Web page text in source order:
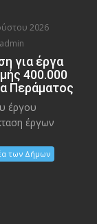
2026
για έργα
400.000
Περάματος
έργου
έργων
των Δήμων